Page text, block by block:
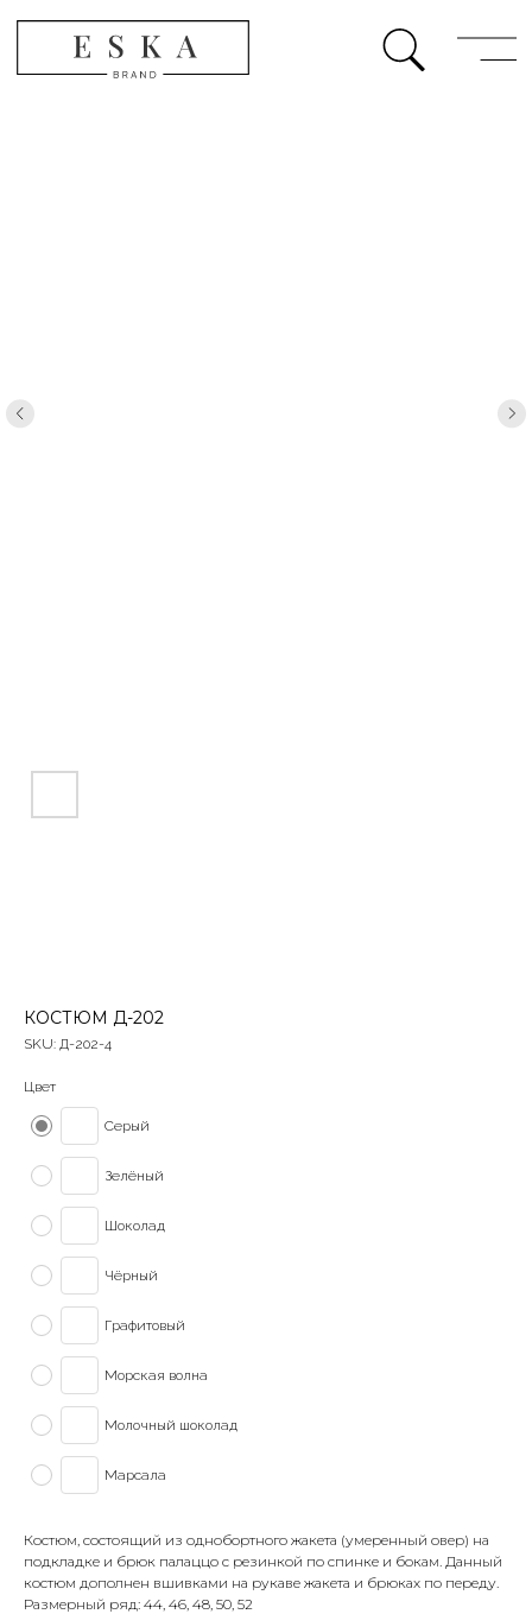
КОСТЮМ Д-202
SKU: Д-202-4
Цвет
Серый
Зелёный
Шоколад
Чёрный
Графитовый
Морская волна
Молочный шоколад
Марсала
Костюм, состоящий из однобортного жакета (умеренный овер) на
подкладке и брюк палаццо с резинкой по спинке и бокам. Данный
костюм дополнен вшивками на рукаве жакета и брюках по переду.
Размерный ряд: 44, 46, 48, 50, 52